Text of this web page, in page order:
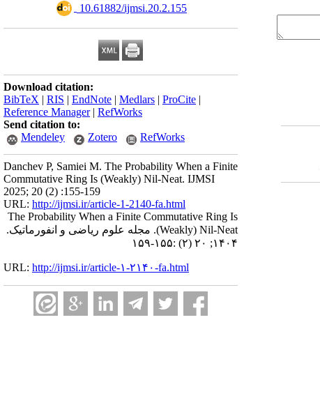
‎ 10.61882/ijmsi.20.2.155
Download citation:
BibTeX | RIS | EndNote | Medlars | ProCite |
Reference Manager| RefWorks
Send citation to:
Mendeley
Zotero RefWorks
Danchev P, Samiei M. The Probability When a Finite
Commutative Ring Is (Weakly) Nil-Neat. IJMSI
2025; 20 (2) :155-159
URL: http://ijmsi.ir/article-1-2140-fa.html
The Probability When a Finite Commutative Ring Is
(Weakly) Nil-Neat. مجله علوم ریاضی و انفورماتیک.
۱۴۰۴; ۲۰ (۲) :۱۵۵-۱۵۹
URL: http://ijmsi.ir/article-۱-۲۱۴۰-fa.html